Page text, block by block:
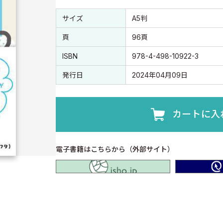
書誌情報
書誌情報
サイズ A5判
頁 96頁
ISBN 978-4-498-10922-3
発行日 2024年04月09日
カートに入
電子書籍はこちらから（外部サイト）